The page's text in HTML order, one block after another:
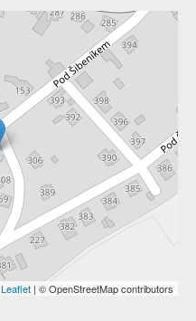
Leaflet | © OpenStreetMap contributors